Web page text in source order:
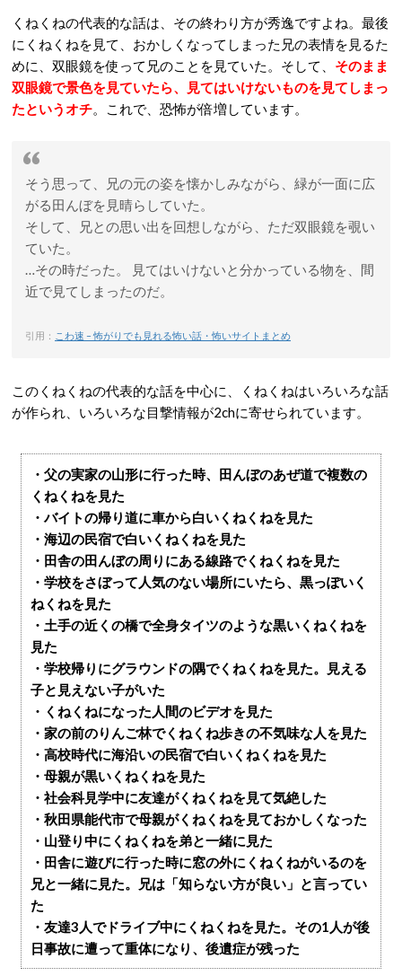
くねくねの代表的な話は、その終わり方が秀逸ですよね。最後
にくねくねを見て、おかしくなってしまった兄の表情を見るた
めに、双眼鏡を使って兄のことを見ていた。そして、 そのまま
双眼鏡で景色を見ていたら、見てはいけないものを見てしまっ
たというオチ。これで、恐怖が倍増しています。
そう思って、兄の元の姿を懐かしみながら、緑が一面に広
がる田んぼを見晴らしていた。
そして、兄との思い出を回想しながら、ただ双眼鏡を覗い
ていた。
…その時だった。 見てはいけないと分かっている物を、間
近で見てしまったのだ。
引用： こわ速 – 怖がりでも見れる怖い話・怖いサイトまとめ
このくねくねの代表的な話を中心に、くねくねはいろいろな話
が作られ、いろいろな目撃情報が2chに寄せられています。
・父の実家の山形に行った時、田んぼのあぜ道で複数の
くねくねを見た
・バイトの帰り道に車から白いくねくねを見た
・海辺の民宿で白いくねくねを見た
・田舎の田んぼの周りにある線路でくねくねを見た
・学校をさぼって人気のない場所にいたら、黒っぽいく
ねくねを見た
・土手の近くの橋で全身タイツのような黒いくねくねを
見た
・学校帰りにグラウンドの隅でくねくねを見た。見える
子と見えない子がいた
・くねくねになった人間のビデオを見た
・家の前のりんご林でくねくね歩きの不気味な人を見た
・高校時代に海沿いの民宿で白いくねくねを見た
・母親が黒いくねくねを見た
・社会科見学中に友達がくねくねを見て気絶した
・秋田県能代市で母親がくねくねを見ておかしくなった
・山登り中にくねくねを弟と一緒に見た
・田舎に遊びに行った時に窓の外にくねくねがいるのを
兄と一緒に見た。兄は「知らない方が良い」と言ってい
た
・友達3人でドライブ中にくねくねを見た。その1人が後
日事故に遭って重体になり、後遺症が残った